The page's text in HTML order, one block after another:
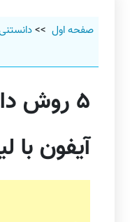
صفحه اول >>
5 روش
آیفون با